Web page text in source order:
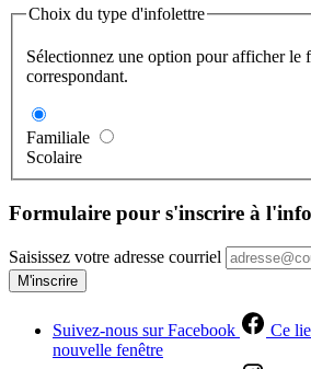
Choix du type d'infolettre
Sélectionnez une option pour afficher le
correspondant.
Familiale
Scolaire
Formulaire pour s'inscrire à
Saisissez votre adresse courriel
M'inscrire
Suivez-nous sur Facebook
Ce
nouvelle fenêtre